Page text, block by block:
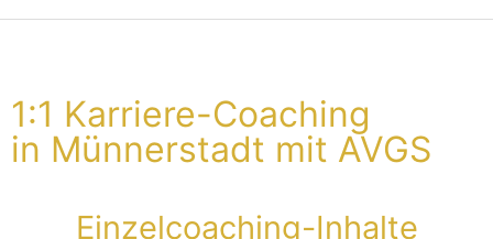
1:1 Karriere-Coaching
in Münnerstadt mit AVGS
Einzelcoaching-Inhalte